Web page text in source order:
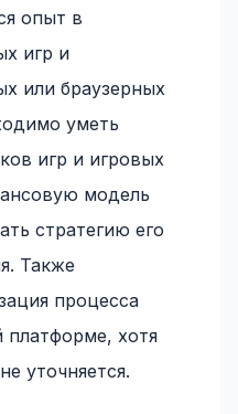
опыт в
игр и
или браузерных
уметь
игр и игровых
модель
стратегию его
Также
процесса
платформе, хотя
уточняется.